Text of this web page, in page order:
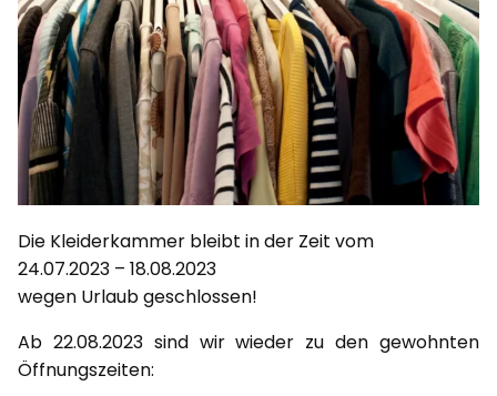
Die Kleiderkammer bleibt in der Zeit vom
24.07.2023 – 18.08.2023
wegen Urlaub geschlossen!
Ab 22.08.2023 sind wir wieder zu den gewohnten
Öffnungszeiten: